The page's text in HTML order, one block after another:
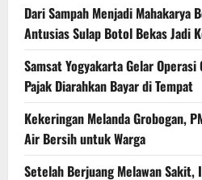
Dari Sampah Menjadi Mahakarya
Antusias Sulap Botol Bekas Jadi
Samsat Yogyakarta Gelar
Pajak Diarahkan Bayar di Tempat
Kekeringan Melanda Grobogan,
Air Bersih untuk Warga
Setelah Berjuang Melawan Sakit,